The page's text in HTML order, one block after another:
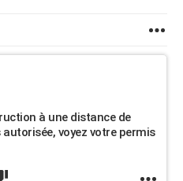
à une distance de
voyez votre permis